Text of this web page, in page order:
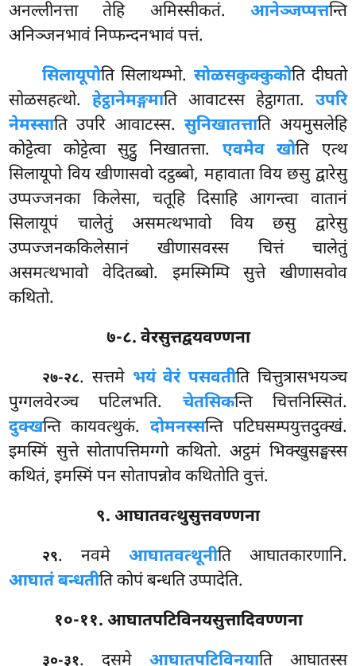
अनल्लीनत्ता तेहि अमिस्सीकतं. आनेञ्जप्पत्तन्ति
अनिञ्जनभावं निप्फन्दनभावं पत्तं.
सिलायूपोति सिलाथम्भो. सोळसकुक्कुकोति दीघतो
सोळसहत्थो.हेट्ठानेमङ्गमाति आवाटस्स हेट्ठागता. उपरि
नेमस्साति उपरि आवाटस्स. सुनिखातत्ताति अयमुसलेहि
कोट्टेत्वा कोट्टेत्वा सुट्ठु निखातत्ता. एवमेव खोति एत्थ
सिलायूपो विय खीणासवो दट्ठब्बो, महावाता विय छसु द्वारेसु
उप्पज्जनका किलेसा, चतूहि दिसाहि आगन्त्वा वातानं
सिलायूपं चालेतुं असमत्थभावो विय छसु द्वारेसु
उप्पज्जनककिलेसानं खीणासवस्स चित्तं चालेतुं
असमत्थभावो वेदितब्बो. इमस्मिम्पि सुत्ते खीणासवोव
कथितो.
७-८. वेरसुत्तद्वयवण्णना
२७-२८. सत्तमे भयं वेरं पसवतीति चित्तुत्रासभयञ्च
पुग्गलवेरञ्च पटिलभति. चेतसिकन्ति चित्तनिस्सितं.
दुक्खन्ति कायवत्थुकं. दोमनस्सन्ति पटिघसम्पयुत्तदुक्खं.
इमस्मिं सुत्ते सोतापत्तिमग्गो कथितो. अट्ठमं भिक्खुसङ्घस्स
कथितं, इमस्मिं पन सोतापन्नोव कथितोति वुत्तं.
९. आघातवत्थुसुत्तवण्णना
२९. नवमे आघातवत्थूनीति आघातकारणानि.
आघातं बन्धतीति कोपं बन्धति उप्पादेति.
१०-११. आघातपटिविनयसुत्तादिवण्णना
३०-३१. दसमे आघातपटिविनयाति आघातस्स